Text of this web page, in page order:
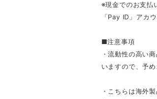
※現金でのお支払
「Pay ID」アカ
■注意事項
・流動性の高い
いますので、予め
・こちらは海外